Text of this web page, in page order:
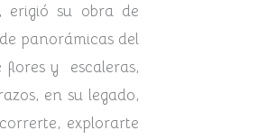
erigió su obra de
panorámicas del
flores y escaleras,
en su legado,
explorarte